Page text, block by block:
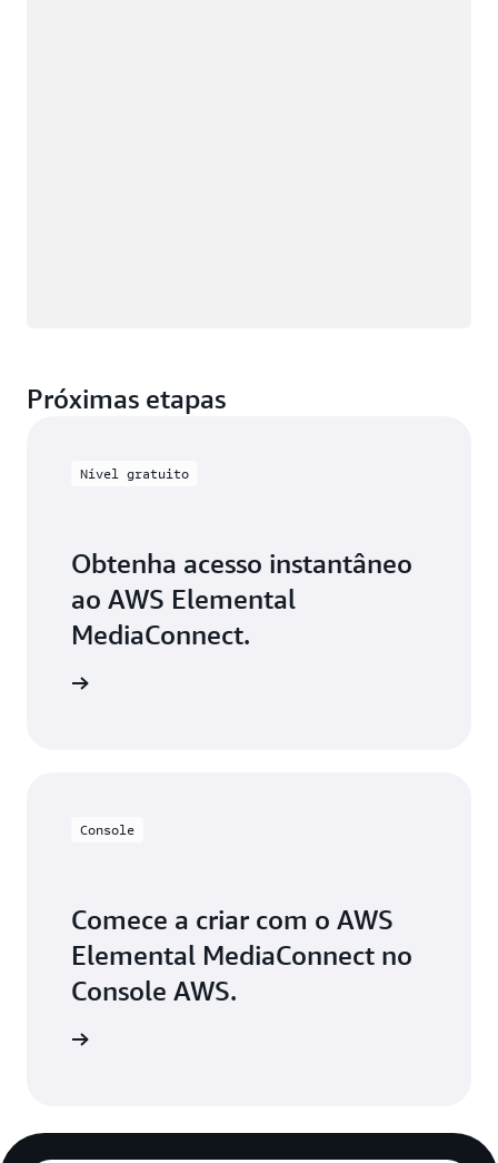
Próximas etapas
Nível gratuito
Obtenha acesso instantâneo
ao AWS Elemental
MediaConnect.
Console
Comece a criar com o AWS
Elemental MediaConnect no
Console AWS.